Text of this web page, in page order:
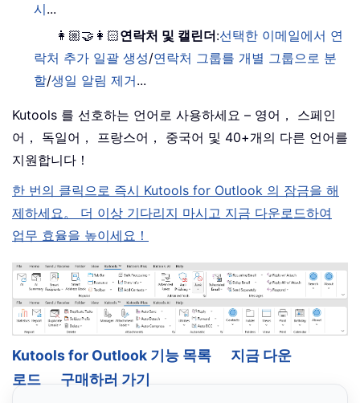
시...
👩🏼‍🤝‍👩🏻연락처 및 캘린더:선택한 이메일에서 연
락처 추가 일괄 생성/연락처 그룹를 개별 그룹으로 분
할/생일 알림 제거...
Kutools 를 선호하는 언어로 사용하세요 – 영어， 스페인
어， 독일어， 프랑스어， 중국어 및 40+개의 다른 언어를
지원합니다！
한 번의 클릭으로 즉시 Kutools for Outlook 의 잠금을 해
제하세요。 더 이상 기다리지 마시고 지금 다운로드하여
업무 효율을 높이세요！
Kutools for Outlook 기능 목록
지금 다운
로드
구매하러 가기